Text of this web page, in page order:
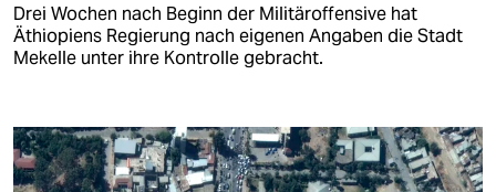
Drei Wochen nach Beginn der Militäroffensive hat
Äthiopiens Regierung nach eigenen Angaben die Stadt
Mekelle unter ihre Kontrolle gebracht.